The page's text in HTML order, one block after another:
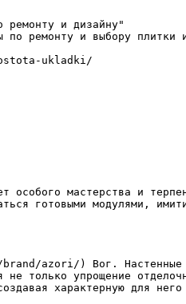
и дизайну"
ремонту и выбору плитки
ukladki/
особого мастерства и
готовыми модулями,
azori/) Вог. Настенные
не только упрощение
характерную для него